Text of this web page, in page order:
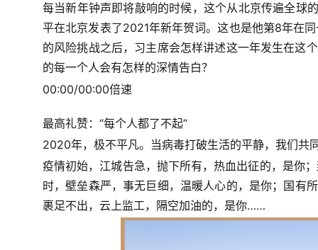
每当新年钟声即将敲响的时候，这个从北京传遍全球
平在北京发表了2021年新年贺词。这也是他第8年在
的风险挑战之后，习主席会怎样讲述这一年发生在这
的每一个人会有怎样的深情告白？
00:00/00:00倍速
最高礼赞：“每个人都了不起”
2020年，极不平凡。当病毒打破生活的平静，我们共
疫情初始，江城告急，抛下所有，热血出征的，是你
时，壁垒森严，事无巨细，温暖人心的，是你；国有
裹足不出，云上监工，隔空加油的，是你……